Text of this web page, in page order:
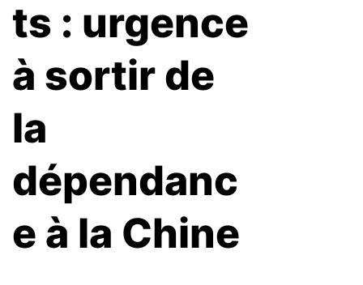
ts : urgence
à sortir de
la
dépendanc
e à la Chine